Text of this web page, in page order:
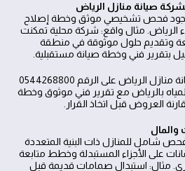
وجود فحص تشخيصي موثق وخطة إصلاح
الرياض. مثال واقع: شركة محلية تمكنت
وتقديم حلول موثوقة في منطقة
بتقرير فني وخطة صيانة مستقبلية.
رابط عملي: اتصل بخدمات صيانة منازل الرياض على الرقم 0544268800
بالرياض مع تقرير فني موثوق وخطة
العروض قبل اتخاذ القرار.
شامل للمنازل ذات البنية المتعددة
على الأجزاء المستبدلة وخطط متابعة
مثال: استبدال صمامات قديمة قبل